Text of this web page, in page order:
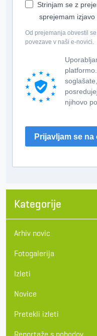
Strinjam se z
sprejemam
Od prejemanja obvestil
povezave v naši e-novici.
njihovo
Prijavljam se
Kategorije
Arhiv novic
Fotogalerija
Izleti
Novice
Pretekli izleti